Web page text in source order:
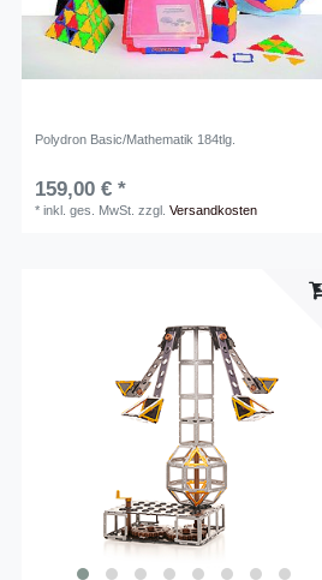
Polydron Basic/Mathematik 184tlg.
159,00 € *
*inkl. ges. MwSt. zzgl.Versandkosten